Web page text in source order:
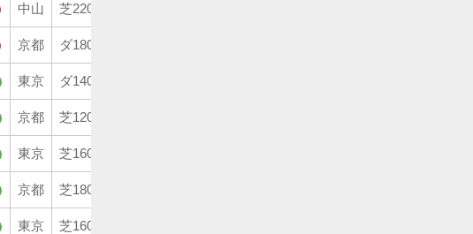
中山 芝2200m
京都 ダ1800m
東京 ダ1400m
京都 芝1200m
東京 芝1600m
京都 芝1800m
東京 芝1600m